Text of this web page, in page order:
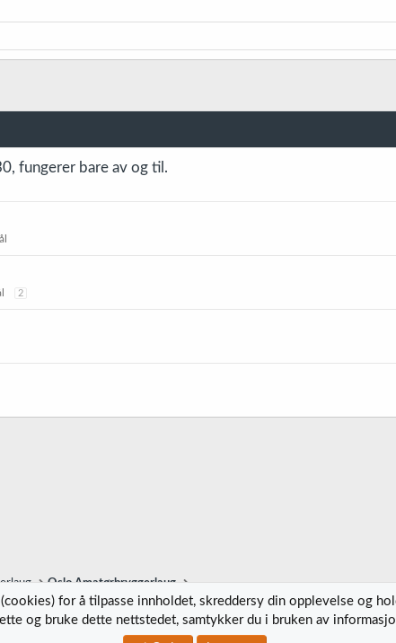
fungerer bare av og til.
2
Oslo Amatørbryggerlaug
for å tilpasse innholdet, skreddersy din opplevelse og
og bruke dette nettstedet, samtykker du i bruken av